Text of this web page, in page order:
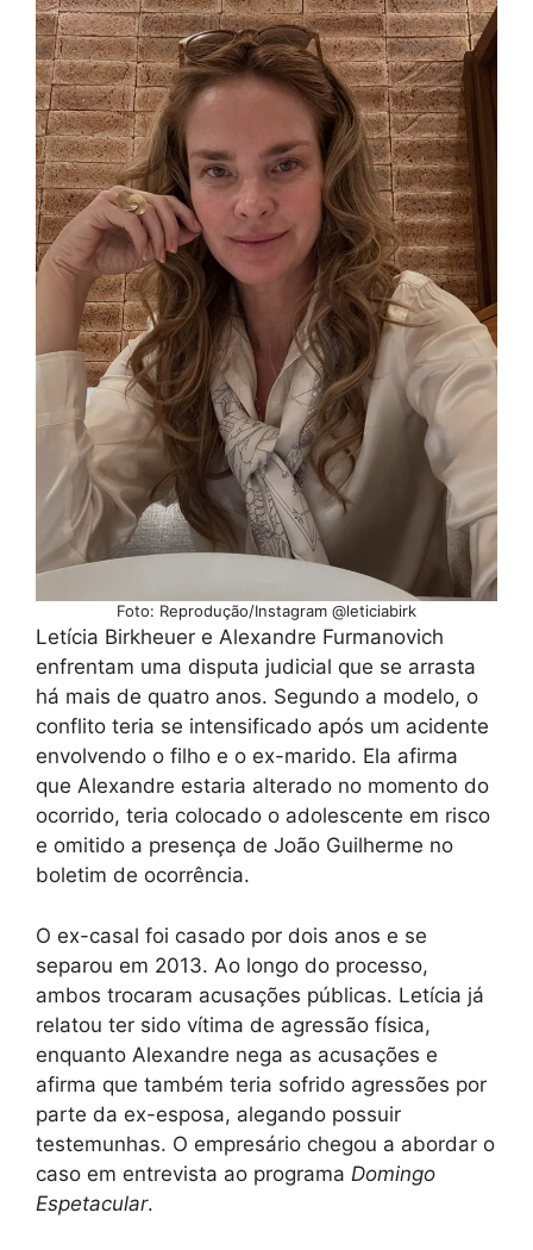
Foto: Reprodução/Instagram @leticiabirk
Letícia Birkheuer e Alexandre Furmanovich
enfrentam uma disputa judicial que se arrasta
há mais de quatro anos. Segundo a modelo, o
conflito teria se intensificado após um acidente
envolvendo o filho e o ex-marido. Ela afirma
que Alexandre estaria alterado no momento do
ocorrido, teria colocado o adolescente em risco
e omitido a presença de João Guilherme no
boletim de ocorrência.
O ex-casal foi casado por dois anos e se
separou em 2013. Ao longo do processo,
ambos trocaram acusações públicas. Letícia já
relatou ter sido vítima de agressão física,
enquanto Alexandre nega as acusações e
afirma que também teria sofrido agressões por
parte da ex-esposa, alegando possuir
testemunhas. O empresário chegou a abordar o
caso em entrevista ao programa Domingo
Espetacular.